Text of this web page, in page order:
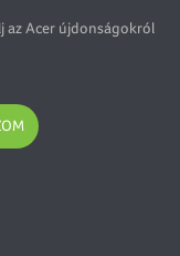
az Acer újdonságokról